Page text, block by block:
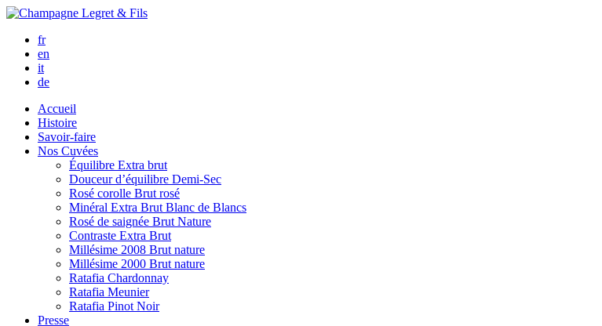
fr
en
it
de
Accueil
Histoire
Savoir-faire
Nos Cuvées
Équilibre Extra brut
Douceur d’équilibre Demi-Sec
Rosé corolle Brut rosé
Minéral Extra Brut Blanc de Blancs
Rosé de saignée Brut Nature
Contraste Extra Brut
Millésime 2008 Brut nature
Millésime 2000 Brut nature
Ratafia Chardonnay
Ratafia Meunier
Ratafia Pinot Noir
Presse